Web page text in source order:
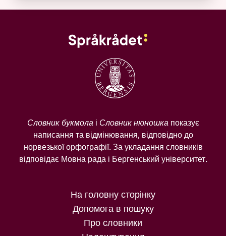
Словник букмолаі Словник нюношкапоказує
написання та відмінювання, відповідно до
норвезької орфографії. За укладання словників
відповідає Мовна рада і Бергенський університет.
На головну сторінку
Допомога в пошуку
Про словники